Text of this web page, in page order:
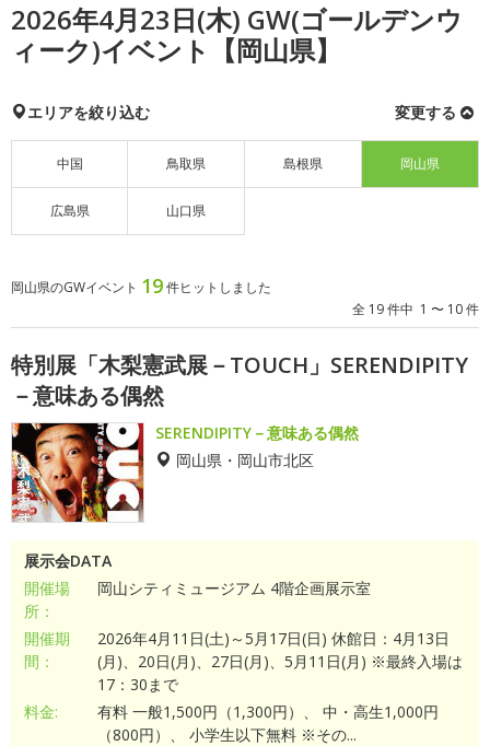
2026年4月23日(木) GW(ゴールデンウ
ィーク)イベント【岡山県】
エリアを絞り込む 変更する
中国 鳥取県 島根県 岡山県
広島県 山口県
岡山県のGWイベント 19件ヒットしました
全 19 件中 1 〜 10 件
特別展「木梨憲武展－TOUCH」SERENDIPITY
－意味ある偶然
SERENDIPITY－意味ある偶然
岡山県・岡山市北区
展示会DATA
開催場
所：
岡山シティミュージアム 4階企画展示室
開催期
間：
2026年4月11日(土)～5月17日(日) 休館日：4月13日
(月)、20日(月)、27日(月)、5月11日(月) ※最終入場は
17：30まで
料金:
有料 一般1,500円（1,300円）、 中・高生1,000円
（800円）、 小学生以下無料 ※その...